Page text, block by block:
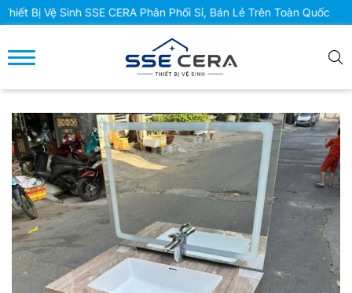
Vệ Sinh SSE CERA Phân Phối Sỉ, Bán Lẻ Trên Toàn Quốc